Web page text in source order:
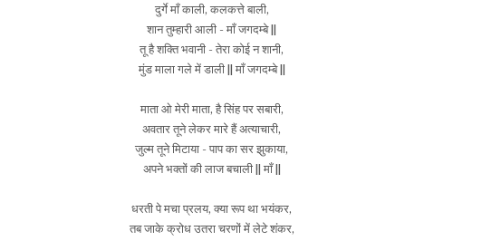
दुर्गे माँ काली, कलकत्ते बाली,
शान तुम्हारी आली - माँ जगदम्बे ||
तू है शक्ति भवानी - तेरा कोई न शानी,
मुंड माला गले में डाली || माँ जगदम्बे ||
माता ओ मेरी माता, है सिंह पर सबारी,
अवतार तूने लेकर मारे हैं अत्याचारी,
जुल्म तूने मिटाया - पाप का सर झुकाया,
अपने भक्तों की लाज बचाली || माँ ||
धरती पे मचा प्रलय, क्या रूप था भयंकर,
तब जाके क्रोध उतरा चरणों में लेटे शंकर,